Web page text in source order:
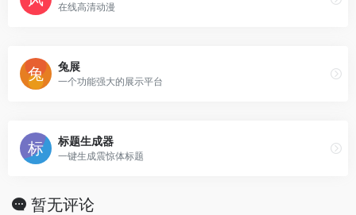
在线高清动漫
兔展
一个功能强大的展示平台
标题生成器
一键生成震惊体标题
暂无评论